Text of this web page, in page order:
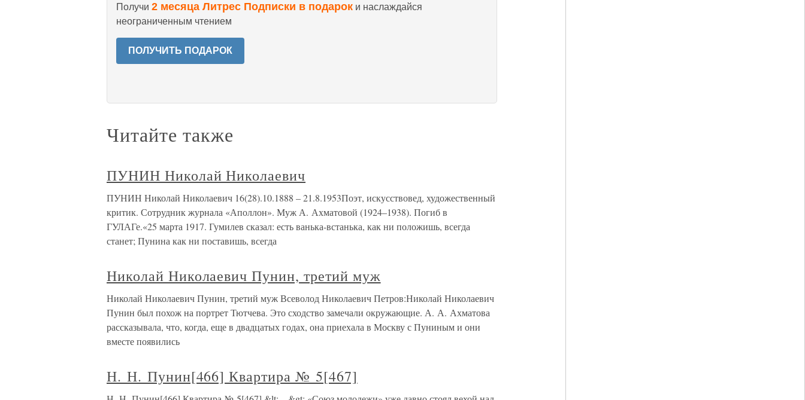
Получи 2 месяца Литрес Подписки в подарок и наслаждайся
неограниченным чтением
ПОЛУЧИТЬ ПОДАРОК
Читайте также
ПУНИН Николай Николаевич
ПУНИН Николай Николаевич 16(28).10.1888 – 21.8.1953Поэт, искусствовед, художественный
критик. Сотрудник журнала «Аполлон». Муж А. Ахматовой (1924–1938). Погиб в
ГУЛАГе.«25 марта 1917. Гумилев сказал: есть ванька-встанька, как ни положишь, всегда
станет; Пунина как ни поставишь, всегда
Николай Николаевич Пунин, третий муж
Николай Николаевич Пунин, третий муж Всеволод Николаевич Петров:Николай Николаевич
Пунин был похож на портрет Тютчева. Это сходство замечали окружающие. А. А. Ахматова
рассказывала, что, когда, еще в двадцатых годах, она приехала в Москву с Пуниным и они
вместе появились
Н. Н. Пунин[466] Квартира № 5[467]